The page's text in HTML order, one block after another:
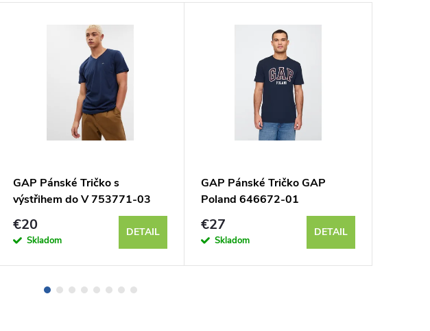
GAP Pánské Tričko s
výstřihem do V 753771-03
€20
Skladom
DETAIL
GAP Pánské Tričko GAP
Poland 646672-01
€27
Skladom
DETAIL